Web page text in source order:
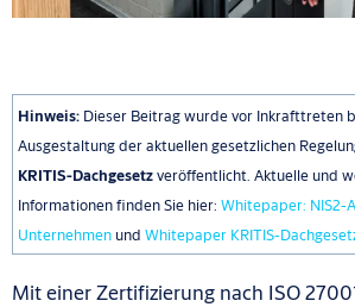
Hinweis: Dieser Beitrag wurde vor Inkrafttreten
Ausgestaltung der aktuellen gesetzlichen
KRITIS-Dachgesetzveröffentlicht. Aktuelle und
Informationen finden Sie hier: Whitepaper: NIS2-
Unternehmen und Whitepaper KRITIS-
Mit einer Zertifizierung nach ISO